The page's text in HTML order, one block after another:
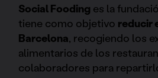
Social Fooding es la
tiene como objetivo reducir
Barcelona, recogiendo los
alimentarios de los
colaboradores para